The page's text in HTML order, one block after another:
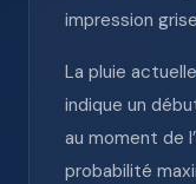
impression
La pluie
indique un
au moment de
probabilité